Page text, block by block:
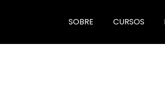
SOBRE CURSOS